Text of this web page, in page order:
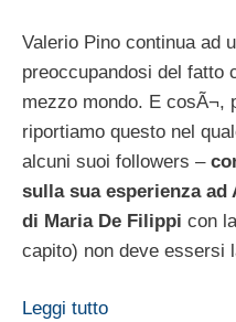
Valerio Pino continua ad
preoccupandosi del fatto
mezzo mondo. E cosÃ¬,
riportiamo questo nel
alcuni suoi followers –
sulla sua esperienza
di Maria De Filippi con
capito) non deve essersi
Leggi tutto